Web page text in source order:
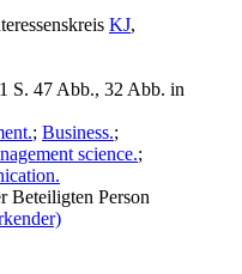
KJ,
S. 47 Abb., 32 Abb. in
; Business.;
science.;
Beteiligten Person